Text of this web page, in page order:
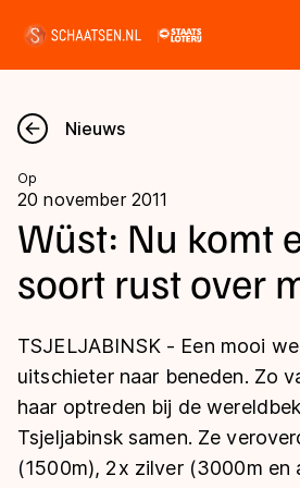
Nieuws
Kalender
Disciplines
Langebaan
Shorttrack
Inlineskaten
Uitslagen
Langebaan
Shorttrack
Marathon
Tijden & historie
Ranglijsten Langebaan
Nieuws
Op
20 november 2011
Wüst: Nu komt
soort rust over
TSJELJABINSK - Een mooi
uitschieter naar beneden. Zo
haar optreden bij de
Tsjeljabinsk samen. Ze
(1500m), 2x zilver (3000m en